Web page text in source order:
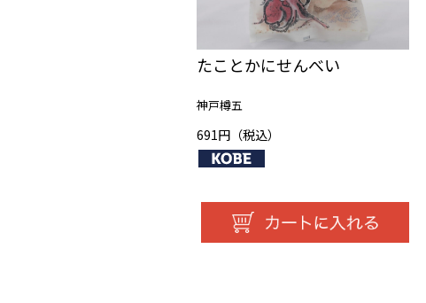
たことかにせんべい
神戸樽五
691円（税込）